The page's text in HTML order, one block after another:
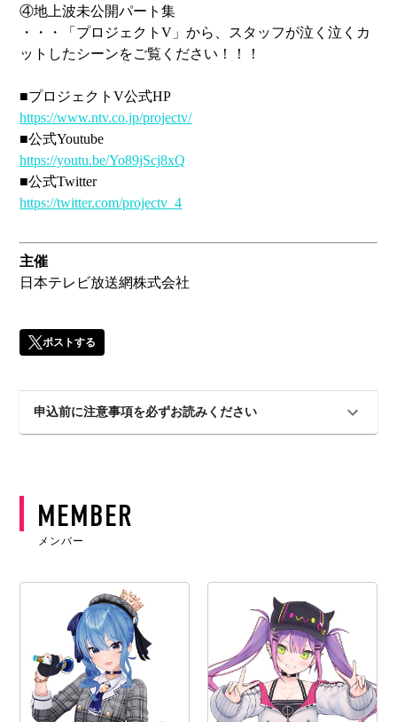
④地上波未公開パート集
・・・「プロジェクトV」から、スタッフが泣く泣くカ
ットしたシーンをご覧ください！！！
■プロジェクトV公式HP
https://www.ntv.co.jp/projectv/
■公式Youtube
https://youtu.be/Yo89jScj8xQ
■公式Twitter
https://twitter.com/projectv_4
主催
日本テレビ放送網株式会社
ポストする
申込前に注意事項を必ずお読みください
MEMBER
メンバー